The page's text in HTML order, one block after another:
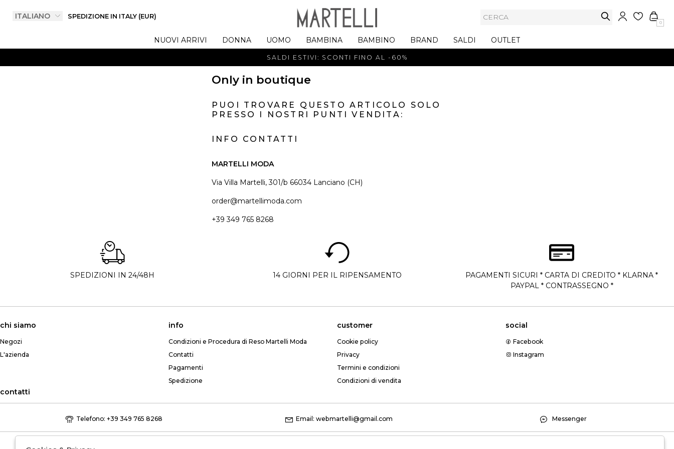
SPEDIZIONE IN ITALY (EUR)
0
NUOVI ARRIVI DONNA UOMO BAMBINA BAMBINO BRAND SALDI OUTLET
SALDI ESTIVI: SCONTI FINO AL -60%
Only in boutique
PUOI TROVARE QUESTO ARTICOLO SOLO
PRESSO I NOSTRI PUNTI VENDITA:
INFO CONTATTI
MARTELLI MODA
Via Villa Martelli, 301/b 66034 Lanciano (CH)
order@martellimoda.com
+39 349 765 8268
SPEDIZIONI IN 24/48H 14 GIORNI PER IL RIPENSAMENTO
PAGAMENTI SICURI * CARTA DI CREDITO * KLARNA *
PAYPAL * CONTRASSEGNO *
chi siamo
Negozi
L'azienda
info
Condizioni e Procedura di Reso Martelli Moda
Contatti
Pagamenti
Spedizione
customer
Cookie policy
Privacy
Termini e condizioni
Condizioni di vendita
social
Facebook
Instagram
contatti
Telefono: +39 349 765 8268 Email: webmartelli@gmail.com Messenger